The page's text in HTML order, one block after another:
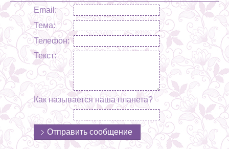
Email:
Тема:
Телефон:
Текст:
Как называется наша планета?